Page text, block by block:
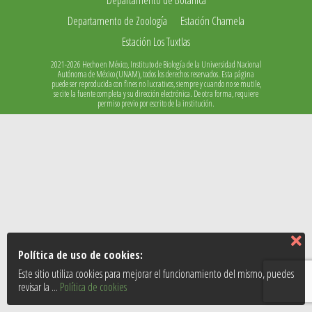
Política de uso de cookies:
Este sitio utiliza cookies para mejorar el funcionamiento del mismo, puedes
revisar la ... Política de cookies
Departamento de Zoología
Estación Chamela
Estación Los Tuxtlas
2021-2026 Hecho en México, Instituto de Biología de la Universidad Nacional
Autónoma de México (UNAM), todos los derechos reservados. Esta página
puede ser reproducida con fines no lucrativos, siempre y cuando no se mutile,
se cite la fuente completa y su dirección electrónica. De otra forma, requiere
permiso previo por escrito de la institución.